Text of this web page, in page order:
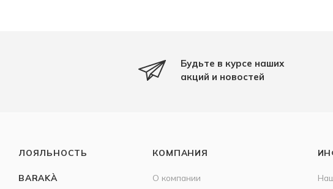
Будьте в курсе наших
акций и новостей
ЛОЯЛЬНОСТЬ
BARAKÀ
КОМПАНИЯ
О компании